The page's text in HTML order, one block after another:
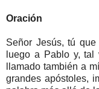
Oración
Señor Jesús, tú
luego a Pablo y,
llamado también a
grandes apóstoles,